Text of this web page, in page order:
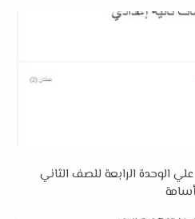
علي الوحدة الرابعة للصف الثاني